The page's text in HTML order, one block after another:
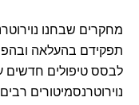
מחקרים שבחנו
תפקידם בהעלאה
לבסס טיפולים חדשים
נוירוטרנסמיטורים